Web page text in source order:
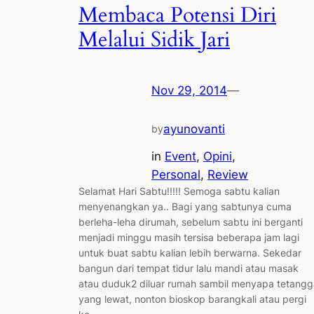
Membaca Potensi Diri
Melalui Sidik Jari
Nov 29, 2014—
byayunovanti
in Event, Opini
Personal, Review
Selamat Hari Sabtu!!!!! Semoga sabtu kalian
menyenangkan ya.. Bagi yang sabtunya cuma
berleha-leha dirumah, sebelum sabtu ini berganti
menjadi minggu masih tersisa beberapa jam lagi
untuk buat sabtu kalian lebih berwarna. Sekedar
bangun dari tempat tidur lalu mandi atau masak
atau duduk2 diluar rumah sambil menyapa
yang lewat, nonton bioskop barangkali atau pergi